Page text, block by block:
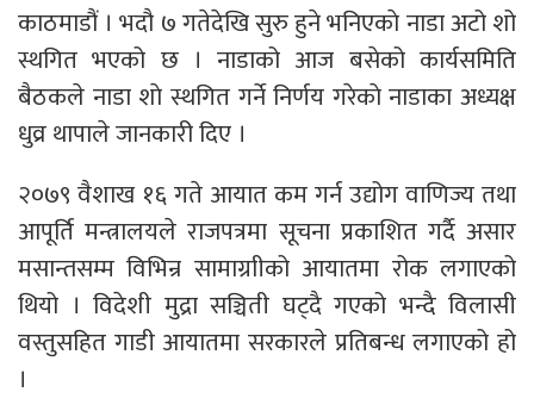
काठमाडौं । भदौ ७ गतेदेखि सुरु हुने भनिएकाे नाडा अटो शो
स्थगित भएको छ । नाडाको आज बसेको कार्यसमिति
बैठकले नाडा शाे स्थगित गर्ने निर्णय गरेकाे नाडाका अध्यक्ष
धुव्र थापाले जानकारी दिए ।
२०७९ वैशाख १६ गते आयात कम गर्न उद्योग वाणिज्य तथा
आपूर्ति मन्त्रालयले राजपत्रमा सूचना प्रकाशित गर्दै असार
मसान्तसम्म विभिन्र सामाग्राीको आयातमा रोक लगाएको
थियो । विदेशी मुद्रा सञ्चिती घट्दै गएको भन्दै विलासी
वस्तुसहित गाडी आयातमा सरकारले प्रतिबन्ध लगाएको हो
।